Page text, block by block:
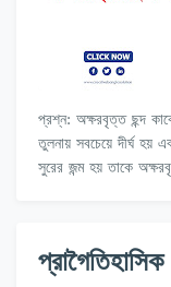
প্রশ্ন: অক্ষরবৃত্ত ছন্দ কাকে বলে?
তুলনায় সবচেয়ে দীর্ঘ হয়
সুরের জন্ম হয় তাকে